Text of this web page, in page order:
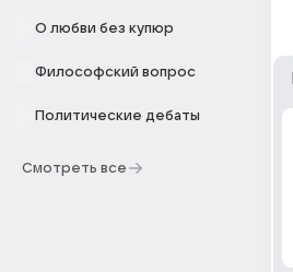
О любви без купюр
Философский вопрос
Политические дебаты
Смотреть все